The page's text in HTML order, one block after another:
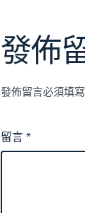
發佈
發佈留言必須填
留言*